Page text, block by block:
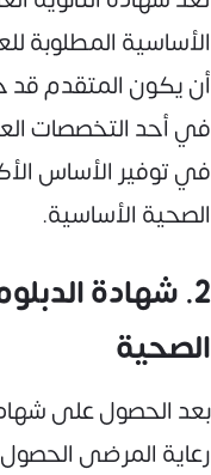
الأساسية
أن يكون المتقدم قد
في أحد التخصصات
في توفير الأساس
الصحية الأساسية.
2. شهادة
الصحية
بعد الحصول على
رعاية المرضى